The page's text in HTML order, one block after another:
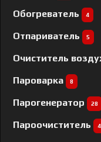
Обогреватель 4
Отпариватель 5
Очиститель
Пароварка 8
Парогенератор 28
Пароочиститель 4